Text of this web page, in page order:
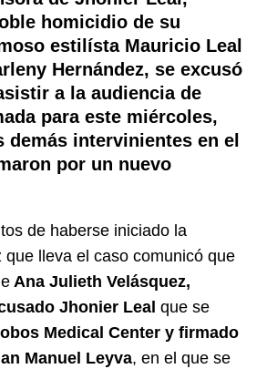
homicidio de su
estilísta Mauricio Leal
Hernández, se excusó
a la audiencia de
para este miércoles,
demás intervinientes en el
por un nuevo
de haberse iniciado la
que lleva el caso comunicó que
Ana Julieth Velásquez,
Jhonier Leal que se
Medical Center y firmado
Manuel Leyva, en el que se